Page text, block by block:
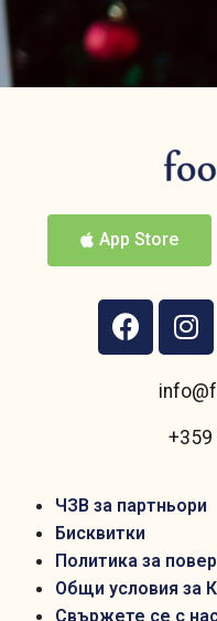
App Store
+359
ЧЗВ за партньори
Бисквитки
Политика за
Общи условия за
Свържете се с